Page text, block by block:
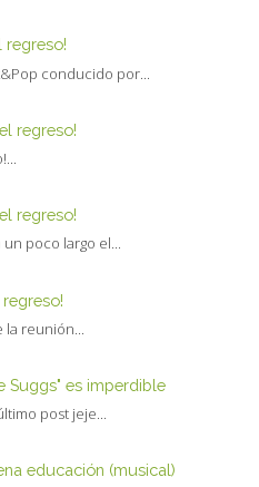
regreso!
conducido por...
regreso!
regreso!
poco largo el...
regreso!
la reunión...
Suggs" es imperdible
post jeje...
educación (musical)